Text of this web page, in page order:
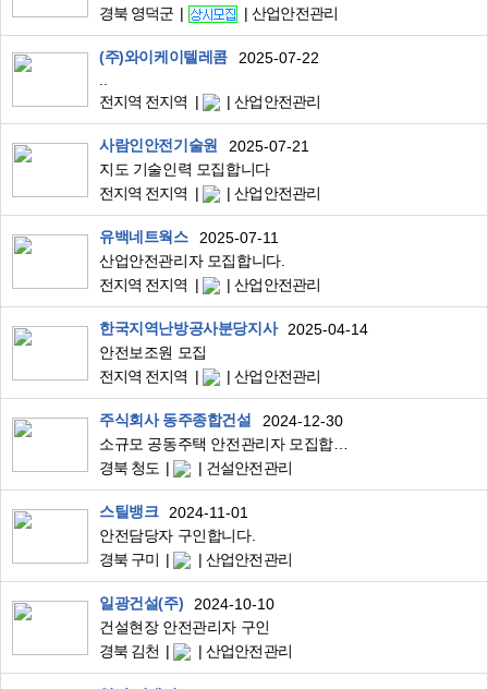
경북 영덕군
산업안전관리
(주)와이케이텔레콤
2025-07-22
전지역 전지역
산업안전관리
사람인안전기술원
2025-07-21
지도 기술인력 모집합니다
전지역 전지역
산업안전관리
유백네트웍스
2025-07-11
산업안전관리자 모집합니다.
전지역 전지역
산업안전관리
한국지역난방공사분당지사
2025-04-14
안전보조원 모집
전지역 전지역
산업안전관리
주식회사 동주종합건설
2024-12-30
소규모 공동주택 안전관리자 모집합니다
경북 청도
건설안전관리
스틸뱅크
2024-11-01
안전담당자 구인합니다.
경북 구미
산업안전관리
일광건설(주)
2024-10-10
건설현장 안전관리자 구인
경북 김천
산업안전관리